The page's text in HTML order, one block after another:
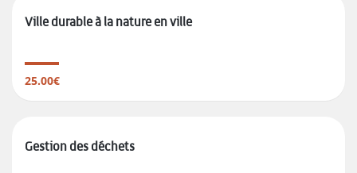
Ville durable à la nature en ville
25.00€
Gestion des déchets